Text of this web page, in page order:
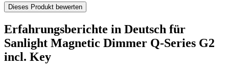
Dieses Produkt bewerten
Erfahrungsberichte in Deutsch für
Sanlight Magnetic Dimmer Q-Series G2
incl. Key